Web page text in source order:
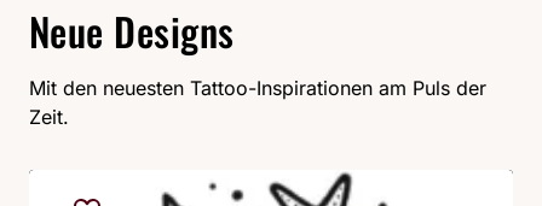
Neue Designs
Mit den neuesten Tattoo-Inspirationen am Puls der
Zeit.